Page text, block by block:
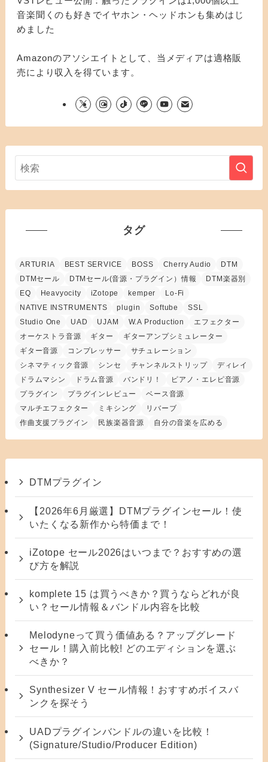
音楽聞くのも好きでイヤホン・ヘッドホンも集めはじ
めました
Amazonのアソシエイトとして、当メディアは適格販
売により収入を得ています。
タグ
ARTURIA BEST SERVICE BOSS Cherry Audio
DTM
DTMセール
DTMセール(音源・プラグイン）情報
DTM楽器別
EQ
Heavyocity iZotope kemper
Lo-Fi
NATIVE INSTRUMENTS
plugin Softube
SSL
Studio One
UAD UJAM W.A Production
エフェクター
オーケストラ音源
ギター
ギターアンプシミュレーター
ギター音源
コンプレッサー
サチュレーション
シネマティック音源
シンセ チャンネルストリップ
ディレイ
ドラムマシン
ドラム音源 バンドリ！
ピアノ・エレピ音源
プラグイン
プラグインレビュー
ベース音源
マルチエフェクター
ミキシング
リバーブ
作曲支援プラグイン
民族楽器音源 自分の音楽を広める
DTMプラグイン
【2026年6月厳選】DTMプラグインセール！使
いたくなる新作から特価まで！
iZotope セール2026はいつまで？おすすめの選
び方を解説
komplete 15 は買うべきか？買うならどれが良
い？セール情報＆バンドル内容を比較
Melodyneって買う価値ある？アップグレード
セール！購入前比較! どのエディションを選ぶ
べきか？
Synthesizer V セール情報！おすすめボイスバ
ンクを探そう
UADプラグインバンドルの違いを比較！
(Signature/Studio/Producer Edition)